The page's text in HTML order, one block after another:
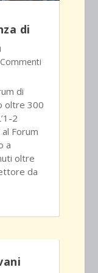
di
di
oltre 300
2
Forum
a
oltre
da